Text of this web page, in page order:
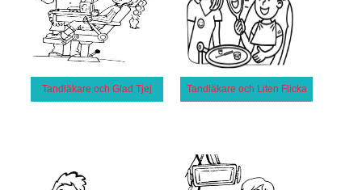
Tandläkare och Glad Tjej Tandläkare och Liten Flicka